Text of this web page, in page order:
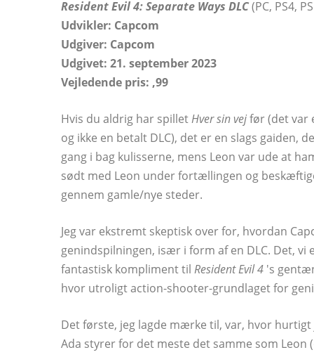
Resident Evil 4: Separate Ways DLC(PC, PS4,
Udvikler: Capcom
Udgiver: Capcom
Udgivet: 21. september 2023
Vejledende pris: ,99
Hvis du aldrig har spilletHver sin vejfør (det var
og ikke en betalt DLC), det er en slags gaiden,
gang i bag kulisserne, mens Leon var ude at
sødt med Leon under fortællingen og
gennem gamle/nye steder.
Jeg var ekstremt skeptisk over for, hvordan
genindspilningen, især i form af en DLC. Det,
fantastisk kompliment til Resident Evil 4 's
hvor utroligt action-shooter-grundlaget for
Det første, jeg lagde mærke til, var, hvor
Ada styrer for det meste det samme som